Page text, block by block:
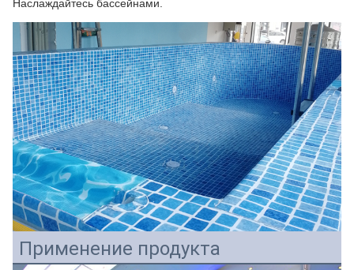
Наслаждайтесь бассейнами.
Применение продукта